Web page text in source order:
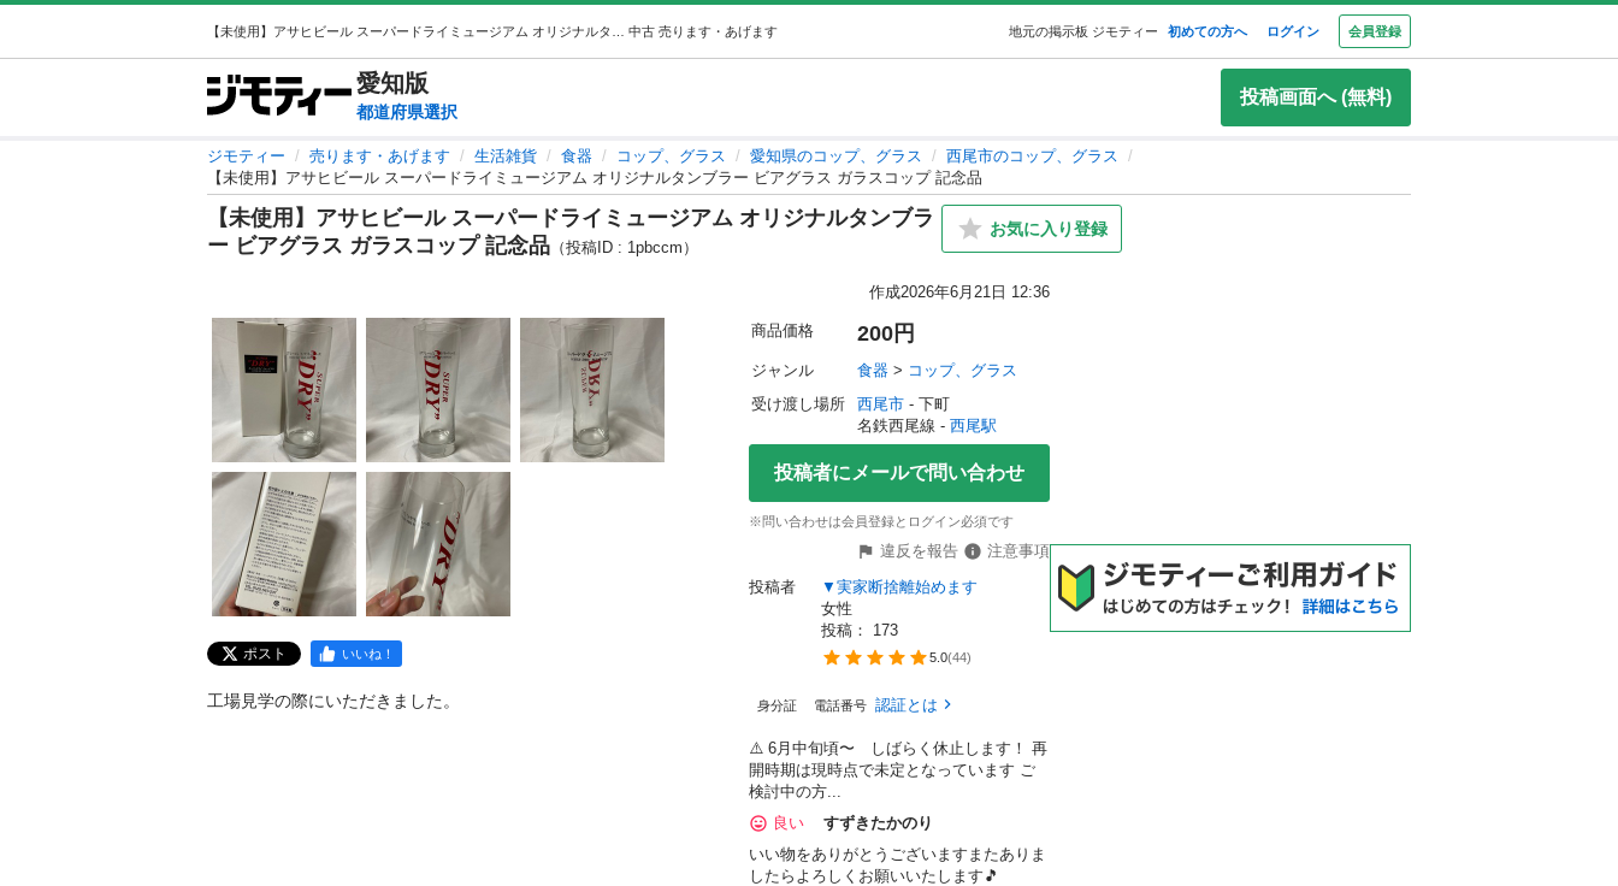
中古 売ります・あげます 地元の掲示板 ジモティー 初めての方へ ログイン 会員登録
愛知版
都道府県選択
投稿画面へ (無料)
ジモティー 売ります・あげます 生活雑貨 食器 コップ、グラス 愛知県のコップ、グラス
西尾市のコップ、グラス
【未使用】アサヒビール スーパードライミュージアム オリジナルタンブラー ビアグラス ガラスコップ 記念品
【未使用】アサヒビール スーパードライミュージアム オリジナルタンブラ
ー ビアグラス ガラスコップ 記念品 （投稿ID : 1pbccm）
お気に入り登録
作成2026年6月21日 12:36
ポスト いいね！
工場見学の際にいただきました。
商品価格 200円
ジャンル 食器 > コップ、グラス
受け渡し場所
西尾市 - 下町
名鉄西尾線 - 西尾駅
投稿者にメールで問い合わせ
※問い合わせは会員登録とログイン必須です
違反を報告
注意事項
投稿者
▼実家断捨離始めます
女性
投稿： 173
5.0(44)
身分証 電話番号 認証とは
⚠️ 6月中旬頃〜 しばらく休止します！ 再
開時期は現時点で未定となっています ご
検討中の方...
良い
すずきたかのり
いい物をありがとうございますまたありま
したらよろしくお願いいたします🎵